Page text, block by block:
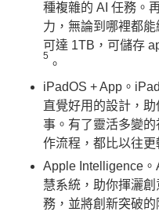
種複雜的 AI 任務。
力，無論到哪裡都
可達 1TB，可儲存
5
。
iPadOS + App。
直覺好用的設計，
事。有了靈活多變
作流程，都比以往更
Apple Intelligence
慧系統，助你揮灑
務，並將創新突破